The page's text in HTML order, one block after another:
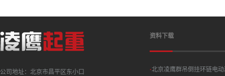
公司地址：北京市昌平区东小口
资料下载
·北京凌鹰群吊倒挂环链电